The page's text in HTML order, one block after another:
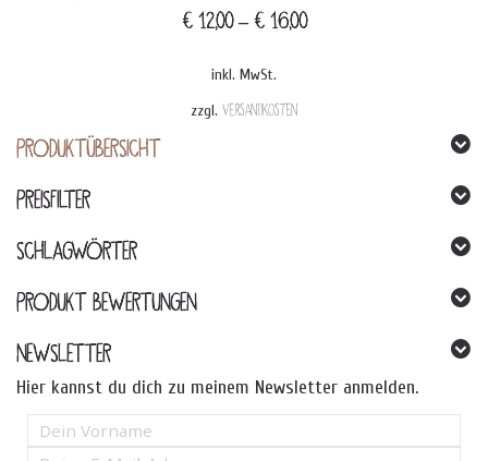
€12,00– €16,00
inkl. MwSt.
zzgl. Versandkosten
werden
PRODUKTÜBERSICHT
PREISFILTER
SCHLAGWÖRTER
PRODUKT BEWERTUNGEN
NEWSLETTER
Hier kannst du dich zu meinem Newsletter anmelden.